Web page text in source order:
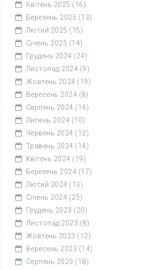
Квітень 2025 (16)
Березень 2025 (13)
Лютий 2025 (15)
Січень 2025 (14)
Грудень 2024 (24)
Листопад 2024 (9)
Жовтень 2024 (19)
Вересень 2024 (8)
Серпень 2024 (14)
Липень 2024 (10)
Червень 2024 (12)
Травень 2024 (14)
Квітень 2024 (19)
Березень 2024 (17)
Лютий 2024 (13)
Січень 2024 (25)
Грудень 2023 (20)
Листопад 2023 (8)
Жовтень 2023 (12)
Вересень 2023 (14)
Серпень 2023 (18)